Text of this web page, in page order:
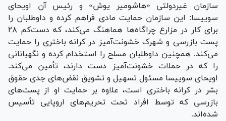
سازمان غیردولتی «هاشومیر یوش» و رئیس آن اویحای
سوییسا: این سازمان حمایت مادی فراهم کرده و داوطلبان را
برای کار در مزارع چراگاه‌ها هماهنگ می‌کند، که دست‌کم ۲۸
پست بازرسی و شهرک خشونت‌آمیز در کرانه باختری را حمایت
می‌کند. همچنین داوطلبان مسلح را استخدام کرده و نگهبانانی
را که در حملات خشونت‌آمیز دست دارند، تأمین می‌کند.
اویحای سوییسا مسئول تسهیل و تشویق نقض‌های جدی حقوق
بشر در کرانه باختری است، علاوه بر حمایت او از پست‌های
بازرسی که توسط افراد تحت تحریم‌های اروپایی تأسیس
شده‌اند.